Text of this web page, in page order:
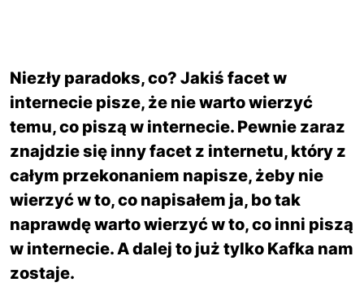
Niezły paradoks, co? Jakiś facet w
internecie pisze, że nie warto wierzyć
temu, co piszą w internecie. Pewnie zaraz
znajdzie się inny facet z internetu, który z
całym przekonaniem napisze, żeby nie
wierzyć w to, co napisałem ja, bo tak
naprawdę warto wierzyć w to, co inni piszą
w internecie. A dalej to już tylko Kafka nam
zostaje.